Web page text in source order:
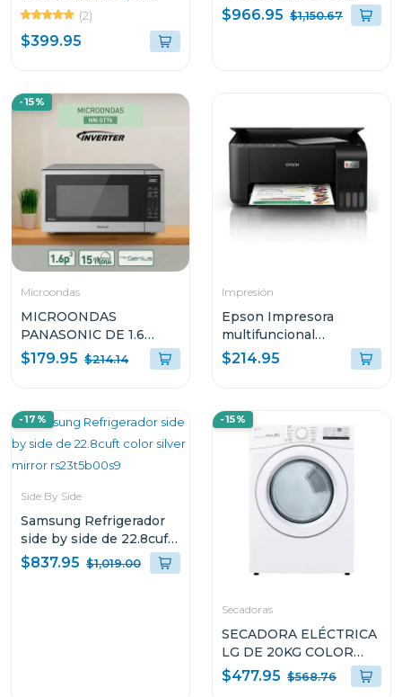
inverter de 17500btu
alta eficiencia 18cfn8ce
(2)
$399.95
20KG WM20/DF20
$966.95 $1,150.67
-15%
Microondas
MICROONDAS
PANASONIC DE 1.6
CUFT INVERTER
COLOR GRIS
$179.95 $214.14
Impresión
Epson Impresora
multifuncional
inalambrica ecotank
3250
$214.95
-17%
Side By Side
Samsung Refrigerador
side by side de 22.8cuft
color silver mirror
rs23t5b00s9
$837.95 $1,019.00
-15%
Secadoras
SECADORA ELÉCTRICA
LG DE 20KG COLOR
BLANCO THINQ
DF20WV2EW
$477.95 $568.76